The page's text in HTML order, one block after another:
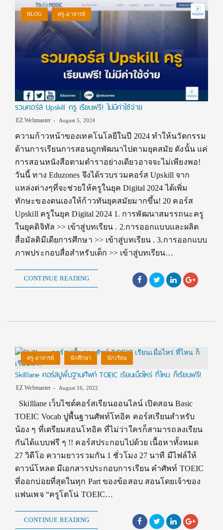
BLOG ครู-อาจารย์
รวมคอร์ส Upskill ครู เรียนฟรี! ไม่มีค่าใช้จ่าย
EZ Webmaster August 5, 2024
ความก้าวหน้าของเทคโนโลยีในปี 2024 ทำให้นวัตกรรม
ด้านการเรียนการสอนถูกพัฒนาไปตามยุคสมัย ดังนั้น แค่
การสอนหนังสือตามตำราอย่างเดียวอาจจะไม่เพียงพอ!
วันนี้ ทาง Eduzones จึงได้รวบรวมคอร์ส Upskill จาก
แหล่งต่างๆที่จะช่วยให้ครูในยุค Digital 2024 ได้เพิ่ม
ทักษะของตนเองให้ก้าวทันยุคสมัยมากขึ้น! 20 คอร์ส
Upskill ครูในยุค Digital 2024 1. การพัฒนาสมรรถนะครู
ในยุคดิจิทัล >> เข้าสู่บทเรียน . 2.การออกแบบและผลิต
สื่อมัลติมีเดียการศึกษา >> เข้าสู่บทเรียน . 3.การออกแบบ
ภาพประกอบสื่อสําหรับเด็ก >> เข้าสู่บทเรียน…
CONTINUE READING
ครู-อาจารย์ นักศึกษา นักเรียน
Skilllane คอร์สปูพื้นฐานศัพท์ TOEIC เรียนเมื่อไหร่ ที่ไหน ก็เรียนฟรี!
EZ Webmaster August 16, 2022
Skilllane เว็บไซต์คอร์สเรียนออนไลน์ เปิดสอน Basic
TOEIC Vocab ปูพื้นฐานศัพท์โทอิค คอร์สเรียนสำหรับ
น้อง ๆ ที่เตรียมสอนโทอิค ที่ไม่ว่าใครก็สามารถลงเรียน
กันได้แบบฟรี ๆ !! คอร์สประกอบไปด้วย เนื้อหาทั้งหมด
27 วิดีโอ ความยาวรวมกัน 1 ชั่วโมง 27 นาที มีไฟล์ให้
ดาวน์โหลด มีเอกสารประกอบการเรียน คำศัพท์ TOEIC
ที่ออกบ่อยที่สุดในทุก Part ของข้อสอบ สอนโดยเจ้าของ
แฟนเพจ “ครูโตโน่ TOEIC…
CONTINUE READING